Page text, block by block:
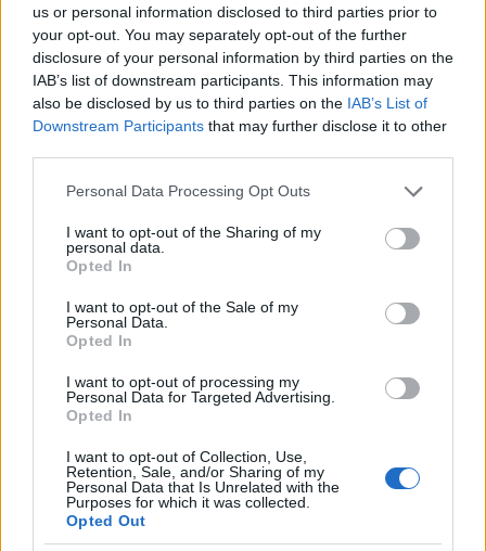
us or personal information disclosed to third parties prior to
your opt-out. You may separately opt-out of the further
disclosure of your personal information by third parties on the
IAB’s list of downstream participants. This information may
also be disclosed by us to third parties on the IAB’s List of
Downstream Participants that may further disclose it to other
Please note that this website/app uses one or more Google
not limited to your visit or usage behaviour. You may click to
grant or deny consent to Google and its third-party tags to
use your data for below specified purposes in below Google
consent section.
Personal Data Processing Opt Outs
I want to opt-out of the Sharing of my
personal data.
Opted In
I want to opt-out of the Sale of my
Personal Data.
Opted In
I want to opt-out of processing my
Personal Data for Targeted Advertising.
Opted In
I want to opt-out of Collection, Use,
Retention, Sale, and/or Sharing of my
Personal Data that Is Unrelated with the
Purposes for which it was collected.
Opted Out
mindenekelőtt a fényes bizánci udvar. A vikingek
oka volt annak, hogy Bizánc ennyire vonzotta a
varégokat. Az első és a legfontosabb az volt, hogy a
legfontosabb támaszpontjának tartották. A városba
csakúgy áradtak a javak a mediterrán világ keleti
feléből, Észak-Afrikából és Ázsia nagy térségeiből is.
A vikingek itt szerezték be a selymet és hímzéseket,